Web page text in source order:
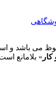
می باشد و
» بلامانع